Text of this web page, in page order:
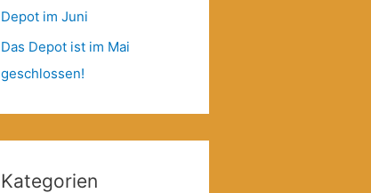
Depot im Juni
Das Depot ist im Mai
geschlossen!
Kategorien